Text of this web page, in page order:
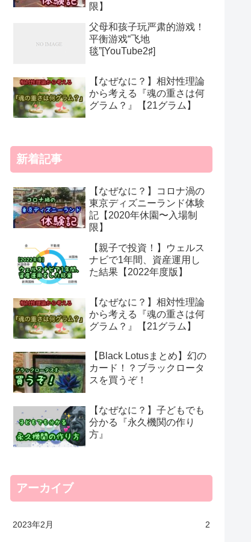
限】
父母和孩子玩严肃的游戏！
平衡游戏“飞地
毯”[YouTube2♯]
【なぜなに？】相対性理論
から考える『魂の重さは何
グラム？』【21グラム】
新着記事
【なぜなに？】コロナ渦の
東京ディズニーランド体験
記【2020年休園〜入場制
限】
【親子で投資！】ウェルス
ナビで1年間、資産運用し
た結果【2022年度版】
【なぜなに？】相対性理論
から考える『魂の重さは何
グラム？』【21グラム】
【Black Lotusまとめ】幻の
カード！？ブラックロータ
スを買うぞ！
【なぜなに？】子どもでも
分かる『永久機関の作り
方』
アーカイブ
2023年2月 2